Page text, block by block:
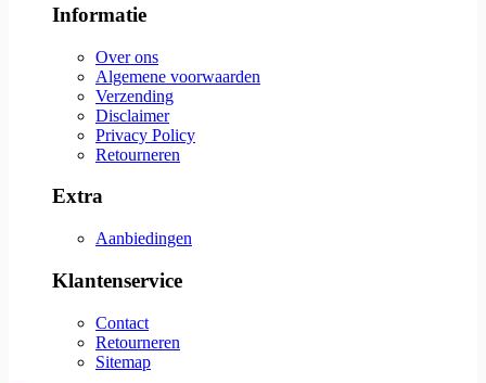
Informatie
Over ons
Algemene voorwaarden
Verzending
Disclaimer
Privacy Policy
Retourneren
Extra
Aanbiedingen
Klantenservice
Contact
Retourneren
Sitemap